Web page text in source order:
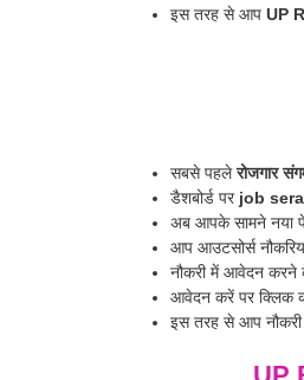
इस तरह से आप UP
सबसे पहलेरोजगार
डैशबोर्ड पर job
अब आपके सामने नया
आप आउटसोर्स
नौकरी में आवेदन करने
आवेदन करें पर क्लिक
इस तरह से आप